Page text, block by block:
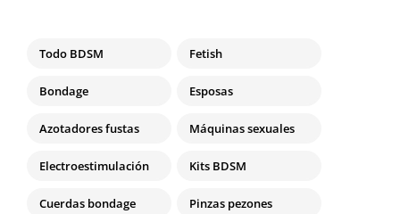
Todo BDSM Fetish
Bondage Esposas
Azotadores fustas Máquinas sexuales
Electroestimulación Kits BDSM
Cuerdas bondage Pinzas pezones